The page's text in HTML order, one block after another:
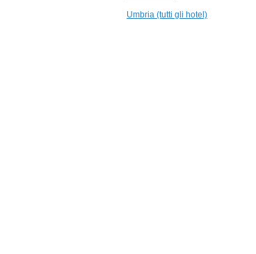
Umbria (tutti gli hotel)